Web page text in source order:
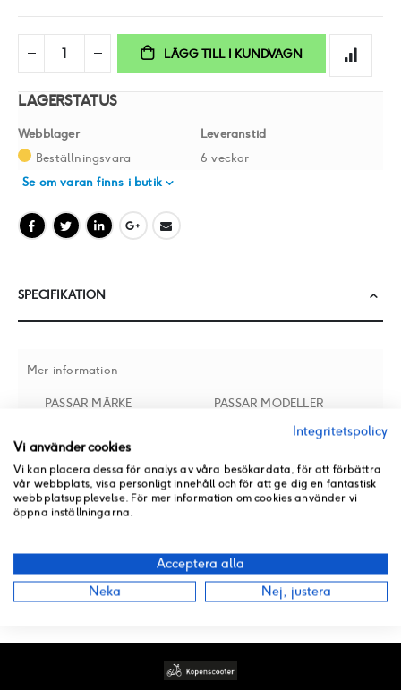
LÄGG TILL I KUNDVAGN
LAGERSTATUS
Webblager
Leveranstid
Beställningsvara
6 veckor
Se om varan finns i butik
SPECIFIKATION
Mer information
PASSAR MÄRKE
PASSAR MODELLER
Agility City 150, Like 200
RECENSIONER
PRODUKT PDF
Integritetspolicy
Vi använder cookies
Vi kan placera dessa för analys av våra besökardata, för att förbättra
vår webbplats, visa personligt innehåll och för att ge dig en fantastisk
webbplatsupplevelse. För mer information om cookies använder vi
öppna inställningarna.
Acceptera alla
Neka
Nej, justera